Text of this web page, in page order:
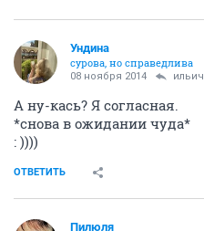
Ундинa
сурова, но справедлива
08 ноября 2014 ильич
А ну-кась? Я согласная.
*снова в ожидании чуда*
: ))))
ОТВЕТИТЬ
Пилюля